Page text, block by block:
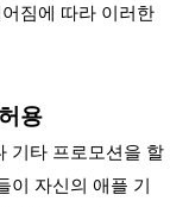
짐에 따라 이러한
용
기타 프로모션을 할
이 자신의 애플 기